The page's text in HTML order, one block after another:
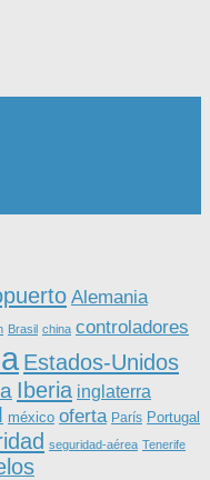
Alemania
Brasil china controladores
Estados-Unidos
Iberia inglaterra
méxico oferta París Portugal
seguridad-aérea Tenerife